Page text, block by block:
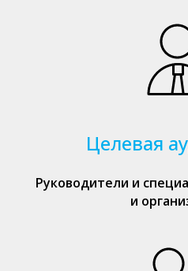
Целевая
Руководители и
и